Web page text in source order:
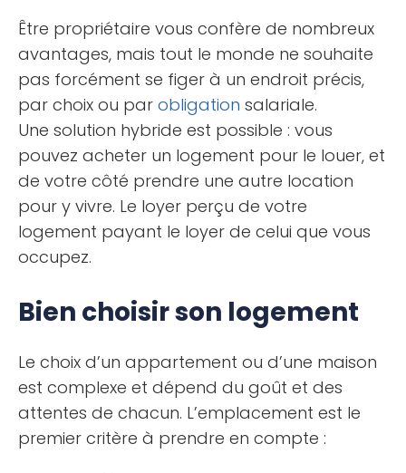
Être propriétaire vous confère de nombreux
avantages, mais tout le monde ne souhaite
pas forcément se figer à un endroit précis,
par choix ou par obligation salariale.
Une solution hybride est possible : vous
pouvez acheter un logement pour le louer, et
de votre côté prendre une autre location
pour y vivre. Le loyer perçu de votre
logement payant le loyer de celui que vous
occupez.
Bien choisir son logement
Le choix d’un appartement ou d’une maison
est complexe et dépend du goût et des
attentes de chacun. L’emplacement est le
premier critère à prendre en compte :